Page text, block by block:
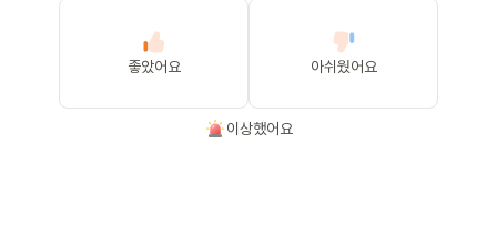
좋았어요 아쉬웠어요
이상했어요